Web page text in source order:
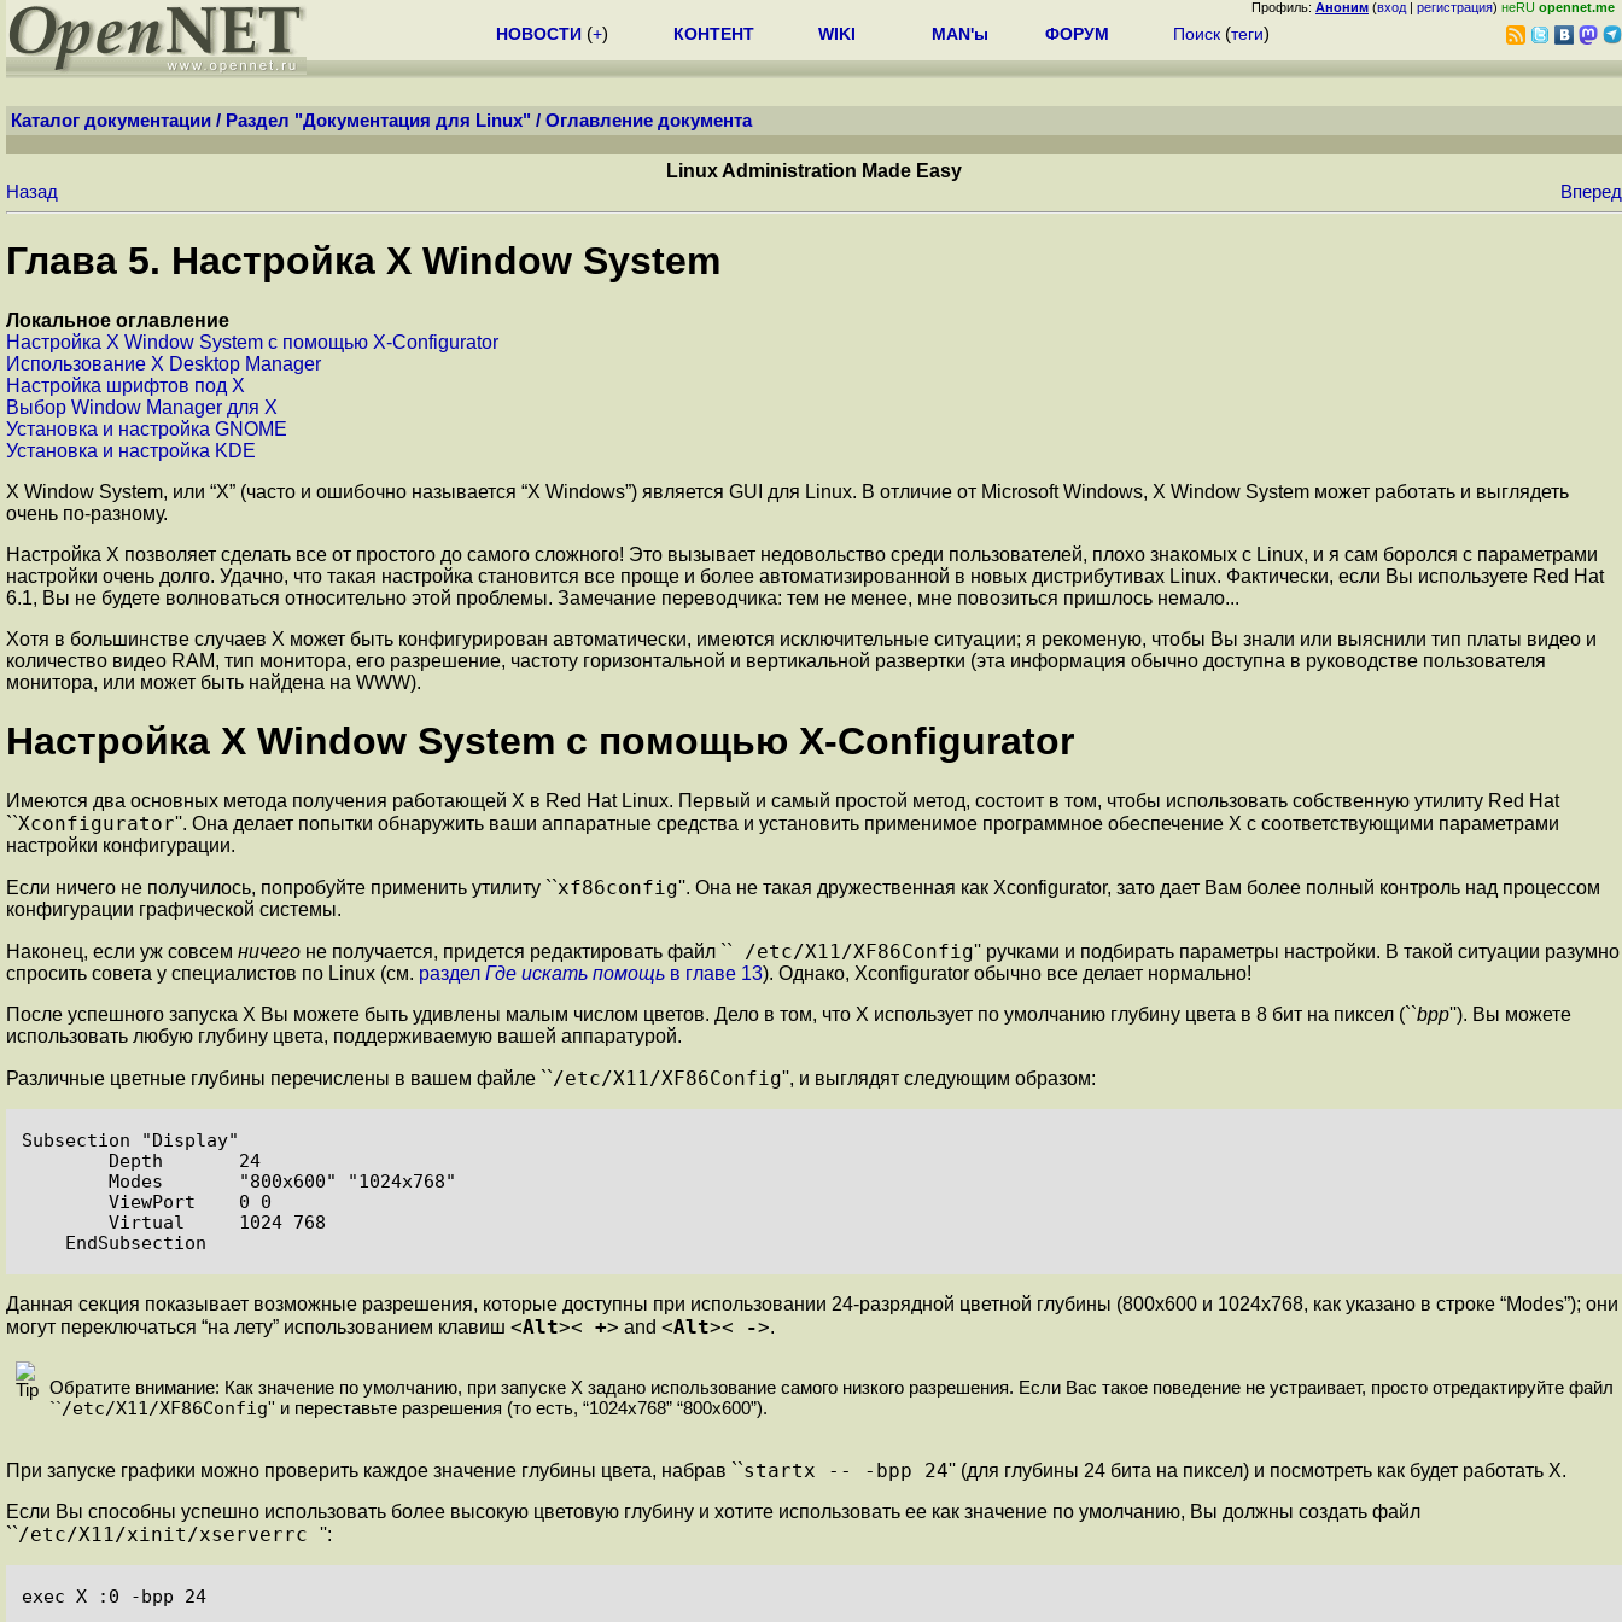
Профиль: Аноним (вход | регистрация) неRU opennet.me
НОВОСТИ (+) КОНТЕНТ WIKI MAN'ы ФОРУМ Поиск (теги)
Каталог документации / Раздел "Документация для Linux" / Оглавление документа
Linux Administration Made Easy
Назад Вперед
Глава 5. Настройка X Window System
Локальное оглавление
Настройка X Window System с помощью X-Configurator
Использование X Desktop Manager
Настройка шрифтов под X
Выбор Window Manager для X
Установка и настройка GNOME
Установка и настройка KDE
X Window System, или “X” (часто и ошибочно называется “X Windows”) является GUI для Linux. В отличие от Microsoft Windows, X Window System может работать и выглядеть
очень по-разному.
Настройка X позволяет сделать все от простого до самого сложного! Это вызывает недовольство среди пользователей, плохо знакомых с Linux, и я сам боролся с параметрами
настройки очень долго. Удачно, что такая настройка становится все проще и более автоматизированной в новых дистрибутивах Linux. Фактически, если Вы используете Red Hat
6.1, Вы не будете волноваться относительно этой проблемы. Замечание переводчика: тем не менее, мне повозиться пришлось немало...
Хотя в большинстве случаев X может быть конфигурирован автоматически, имеются исключительные ситуации; я рекоменую, чтобы Вы знали или выяснили тип платы видео и
количество видео RAM, тип монитора, его разрешение, частоту горизонтальной и вертикальной развертки (эта информация обычно доступна в руководстве пользователя
монитора, или может быть найдена на WWW).
Настройка X Window System с помощью X-Configurator
Имеются два основных метода получения работающей X в Red Hat Linux. Первый и самый простой метод, состоит в том, чтобы использовать собственную утилиту Red Hat
``Xconfigurator''. Она делает попытки обнаружить ваши аппаратные средства и установить применимое программное обеспечение X с соответствующими параметрами
настройки конфигурации.
Если ничего не получилось, попробуйте применить утилиту ``xf86config''. Она не такая дружественная как Xconfigurator, зато дает Вам более полный контроль над процессом
конфигурации графической системы.
Наконец, если уж совсем ничего не получается, придется редактировать файл `` /etc/X11/XF86Config'' ручками и подбирать параметры настройки. В такой ситуации разумно
спросить совета у специалистов по Linux (см. раздел Где искать помощь в главе 13). Однако, Xconfigurator обычно все делает нормально!
После успешного запуска X Вы можете быть удивлены малым числом цветов. Дело в том, что X использует по умолчанию глубину цвета в 8 бит на пиксел (``bpp''). Вы можете
использовать любую глубину цвета, поддерживаемую вашей аппаратурой.
Различные цветные глубины перечислены в вашем файле ``/etc/X11/XF86Config'', и выглядят следующим образом:
Subsection "Display"
Данная секция показывает возможные разрешения, которые доступны при использовании 24-разрядной цветной глубины (800x600 и 1024x768, как указано в строке “Modes”); они
могут переключаться “на лету” использованием клавиш <Alt>< +> and <Alt>< ->.
Обратите внимание: Как значение по умолчанию, при запуске X задано использование самого низкого разрешения. Если Вас такое поведение не устраивает, просто отредактируйте файл
``/etc/X11/XF86Config'' и переставьте разрешения (то есть, “1024x768” “800x600”).
При запуске графики можно проверить каждое значение глубины цвета, набрав ``startx -- -bpp 24'' (для глубины 24 бита на пиксел) и посмотреть как будет работать X.
Если Вы способны успешно использовать более высокую цветовую глубину и хотите использовать ее как значение по умолчанию, Вы должны создать файл
``/etc/X11/xinit/xserverrc '':